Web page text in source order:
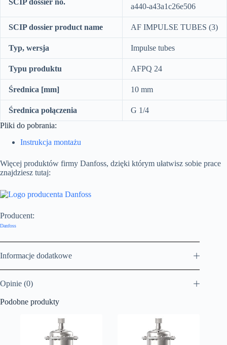
SCIP dossier no.
a440-a43a1c26e506
SCIP dossier product name AF IMPULSE TUBES (3)
Typ, wersja Impulse tubes
Typu produktu AFPQ 24
Średnica [mm] 10 mm
Średnica połączenia
G 1/4
Pliki do pobrania:
Instrukcja montażu
Więcej produktów firmy Danfoss, dzięki którym ułatwisz sobie prace
znajdziesz tutaj:
Producent:
Danfoss
Informacje dodatkowe
Opinie (0)
Podobne produkty